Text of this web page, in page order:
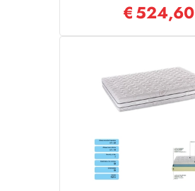
€524,60